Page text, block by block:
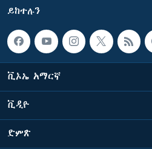
ይከተሉን
ቪኦኤ አማርኛ
ቪዲዮ
ድምጽ